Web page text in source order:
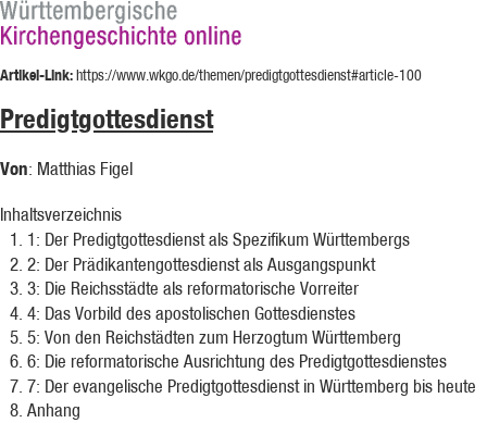
Artikel-Link:https://www.wkgo.de/themen/predigtgottesdienst#article-100
Predigtgottesdienst
Von: Matthias Figel
Inhaltsverzeichnis
1: Der Predigtgottesdienst als Spezifikum Württembergs
2: Der Prädikantengottesdienst als Ausgangspunkt
3: Die Reichsstädte als reformatorische Vorreiter
4: Das Vorbild des apostolischen Gottesdienstes
5: Von den Reichstädten zum Herzogtum Württemberg
6: Die reformatorische Ausrichtung des Predigtgottesdienstes
7: Der evangelische Predigtgottesdienst in Württemberg bis heute
Anhang